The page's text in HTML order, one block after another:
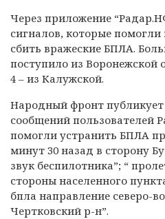
Через приложение
сигналов, которые
сбить вражеские БПЛА.
поступило из Воронежской
4 – из Калужской.
Народный фронт
сообщений пользователей
помогли устранить БПЛА
минут 30 назад в сторону
звук беспилотника”; “
стороны населенного
бпла направление северо-
Чертковский р-н”.